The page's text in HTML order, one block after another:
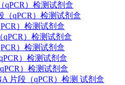
qPCR）检测试剂盒
（qPCR）检测试剂盒
）检测试剂盒
）检测试剂盒
）检测试剂盒
）检测试剂盒
）检测试剂盒
片段（qPCR）检测 试剂盒